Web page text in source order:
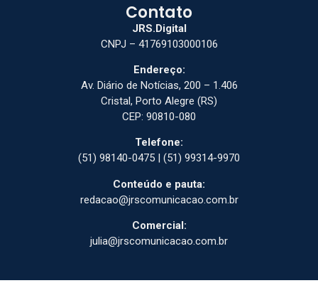
Contato
JRS.Digital
CNPJ – 41769103000106
Endereço:
Av. Diário de Notícias, 200 – 1.406
Cristal, Porto Alegre (RS)
CEP: 90810-080
Telefone:
(51) 98140-0475 | (51) 99314-9970
Conteúdo e pauta:
redacao@jrscomunicacao.com.br
Comercial:
julia@jrscomunicacao.com.br